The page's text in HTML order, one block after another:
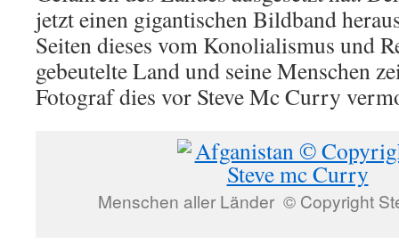
jetzt einen gigantischen Bildband
Seiten dieses vom Konolialismus und
gebeutelte Land und seine Menschen
Fotograf dies vor Steve Mc Curry
Menschen aller Länder © Copyright